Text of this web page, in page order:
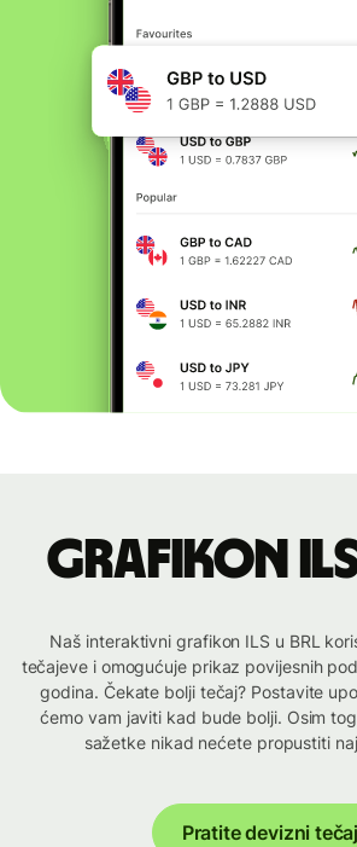
Grafikon ILS
Naš interaktivni grafikon ILS u BRL
tečajeve i omogućuje prikaz povijesnih
godina. Čekate bolji tečaj? Postavite
ćemo vam javiti kad bude bolji. Osim
sažetke nikad nećete propustiti
Pratite devizni tečaj